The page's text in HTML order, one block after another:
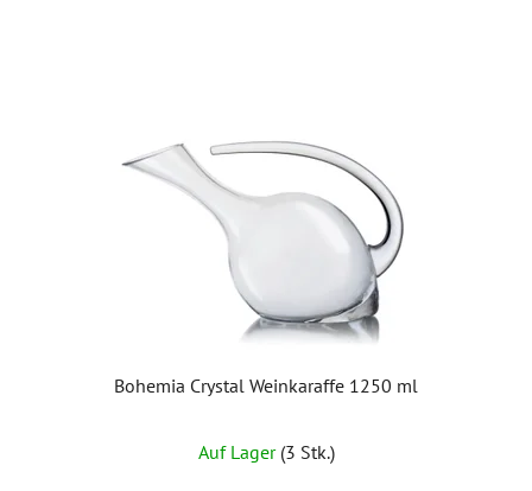
Bohemia Crystal Weinkaraffe 1250 ml
Auf Lager (3 Stk.)